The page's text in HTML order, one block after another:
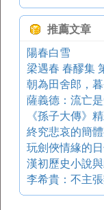
推薦文章
陽春白雪
梁遇春 春醪集
朝為田舍郎，
薩義德：流亡
《孫子大傳》
終究悲哀的簡
玩劍俠情緣的
漢初歷史小說
李希貴：不主